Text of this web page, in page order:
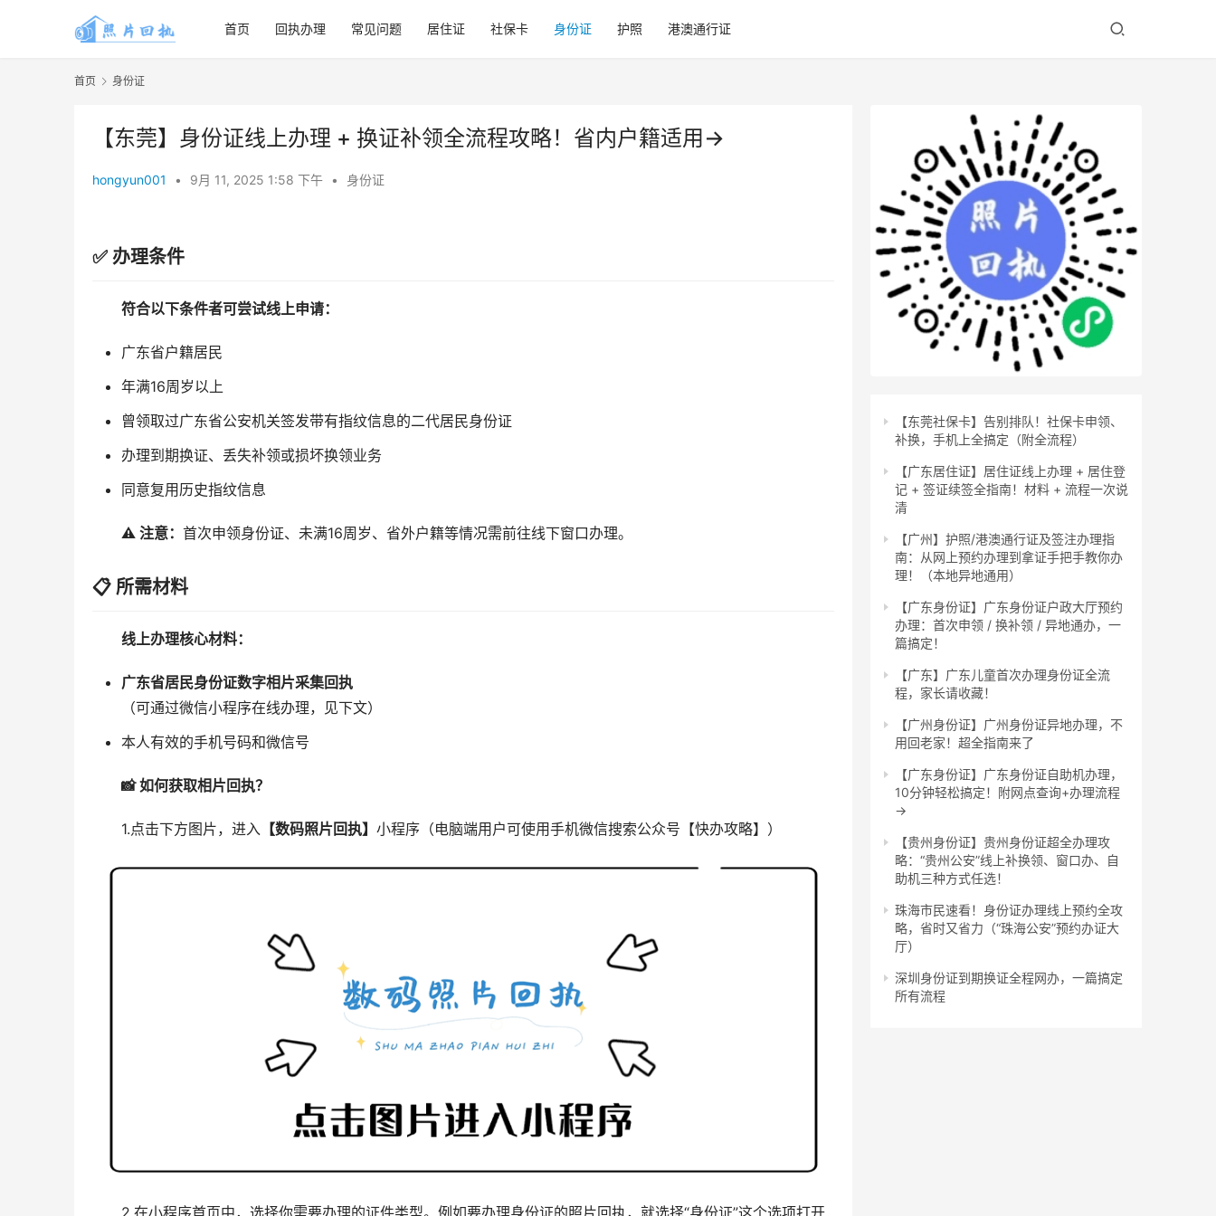
首页 回执办理 常见问题 居住证 社保卡 身份证 护照 港澳通行证
首页 身份证
【东莞】身份证线上办理 + 换证补领全流程攻略！省内户籍适用→
hongyun001 • 9月 11, 2025 1:58 下午 • 身份证
✅ 办理条件
符合以下条件者可尝试线上申请：
广东省户籍居民
年满16周岁以上
曾领取过广东省公安机关签发带有指纹信息的二代居民身份证
办理到期换证、丢失补领或损坏换领业务
同意复用历史指纹信息
⚠️ 注意： 首次申领身份证、未满16周岁、省外户籍等情况需前往线下窗口办理。
📋 所需材料
线上办理核心材料：
广东省居民身份证数字相片采集回执
（可通过微信小程序在线办理，见下文）
本人有效的手机号码和微信号
📸 如何获取相片回执？
1.点击下方图片，进入 【数码照片回执】 小程序（电脑端用户可使用手机微信搜索公众号【快办攻略】）
2.在小程序首页中，选择你需要办理的证件类型。例如要办理身份证的照片回执，就选择“身份证”这个选项打开
【东莞社保卡】告别排队！社保卡申领、
补换，手机上全搞定（附全流程）
【广东居住证】居住证线上办理 + 居住登
记 + 签证续签全指南！材料 + 流程一次说
清
【广州】护照/港澳通行证及签注办理指
南：从网上预约办理到拿证手把手教你办
理！（本地异地通用）
【广东身份证】广东身份证户政大厅预约
办理：首次申领 / 换补领 / 异地通办，一
篇搞定！
【广东】广东儿童首次办理身份证全流
程，家长请收藏！
【广州身份证】广州身份证异地办理，不
用回老家！超全指南来了
【广东身份证】广东身份证自助机办理，
10分钟轻松搞定！附网点查询+办理流程
→
【贵州身份证】贵州身份证超全办理攻
略：“贵州公安”线上补换领、窗口办、自
助机三种方式任选！
珠海市民速看！身份证办理线上预约全攻
略，省时又省力（“珠海公安”预约办证大
厅）
深圳身份证到期换证全程网办，一篇搞定
所有流程